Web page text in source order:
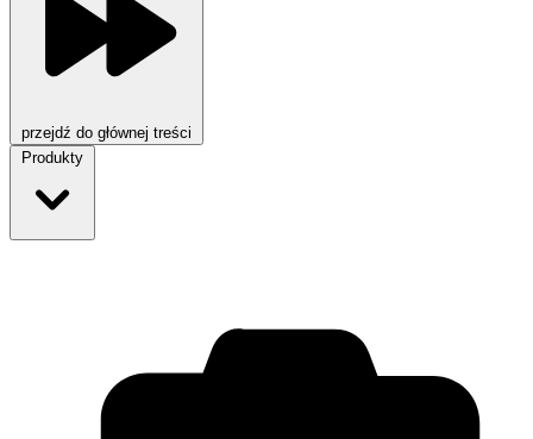
przejdź do głównej treści
Produkty